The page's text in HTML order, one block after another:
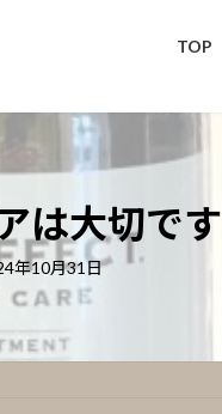
TOP
は大切です
年10月31日